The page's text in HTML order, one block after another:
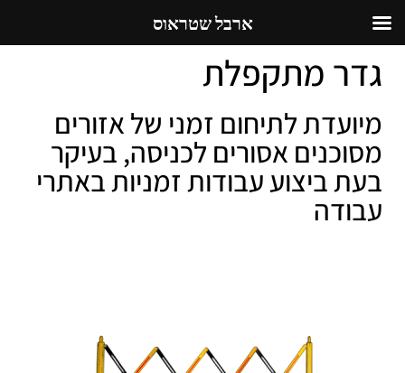
גדר מתקפלת
מיועדת לתיחום זמני של אזורים
מסוכנים אסורים לכניסה, בעיקר
בעת ביצוע עבודות זמניות באתרי
עבודה
ארבל שטראוס